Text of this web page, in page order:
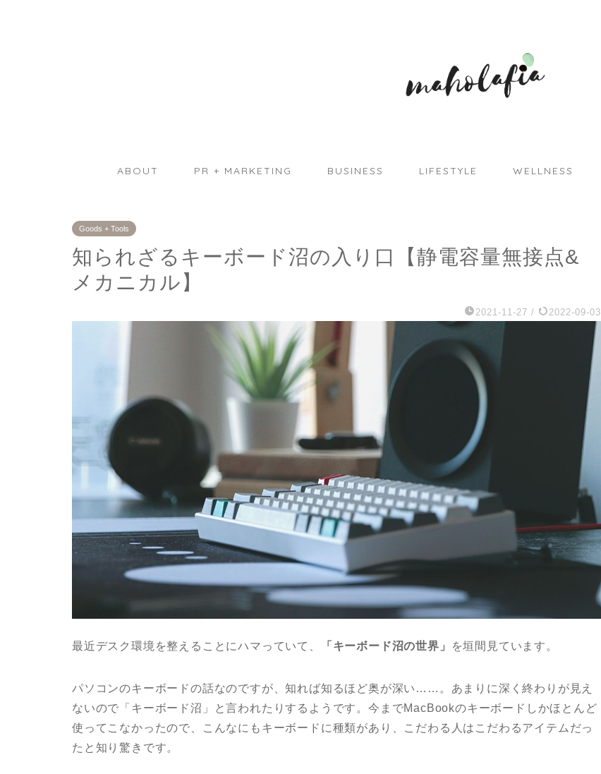
ABOUT PR + MARKETING BUSINESS LIFESTYLE WELLNESS
Goods + Tools
知られざるキーボード沼の入り口【静電容量無接点&
メカニカル】
2021-11-27 / 2022-09-03
最近デスク環境を整えることにハマっていて、 「キーボード沼の世界」 を垣間見ています。
パソコンのキーボードの話なのですが、知れば知るほど奥が深い……。あまりに深く終わりが見え
ないので「キーボード沼」と言われたりするようです。今までMacBookのキーボードしかほとんど
使ってこなかったので、こんなにもキーボードに種類があり、こだわる人はこだわるアイテムだっ
たと知り驚きです。